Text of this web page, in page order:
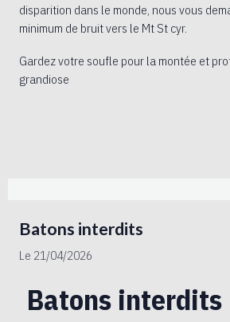
disparition dans le monde, nous vous
minimum de bruit vers le Mt St cyr.
Gardez votre soufle pour la montée et
grandiose
Batons interdits
Le 21/04/2026
Batons interdits